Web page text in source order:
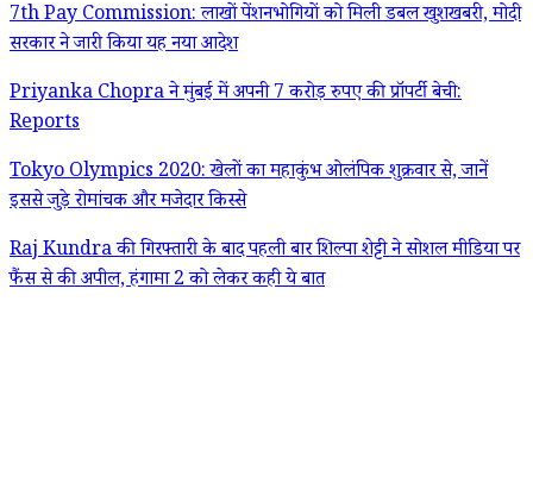
7th Pay Commission: लाखों पेंशनभोगियों को मिली डबल खुशखबरी, मोदी
सरकार ने जारी किया यह नया आदेश
Priyanka Chopra ने मुंबई में अपनी 7 करोड़ रुपए की प्रॉपर्टी बेची:
Reports
Tokyo Olympics 2020: खेलों का महाकुंभ ओलंपिक शुक्रवार से, जानें
इससे जुड़े रोमांचक और मजेदार किस्से
Raj Kundra की गिरफ्तारी के बाद पहली बार शिल्पा शेट्टी ने सोशल मीडिया पर
फैंस से की अपील, हंगामा 2 को लेकर कही ये बात